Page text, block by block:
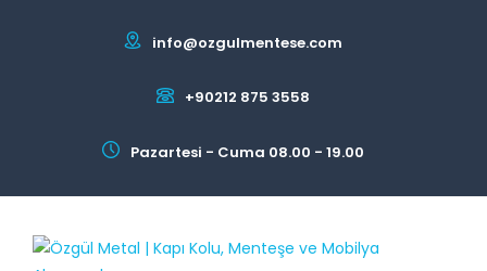
info@ozgulmentese.com
+90212 875 3558
Pazartesi - Cuma 08.00 - 19.00